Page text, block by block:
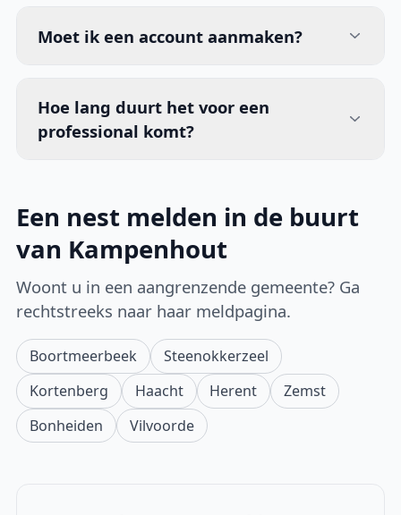
Moet ik een account aanmaken?
Hoe lang duurt het voor een
professional komt?
Een nest melden in de buurt
van Kampenhout
Woont u in een aangrenzende gemeente? Ga
rechtstreeks naar haar meldpagina.
Boortmeerbeek
Steenokkerzeel
Kortenberg
Haacht Herent
Zemst
Bonheiden
Vilvoorde